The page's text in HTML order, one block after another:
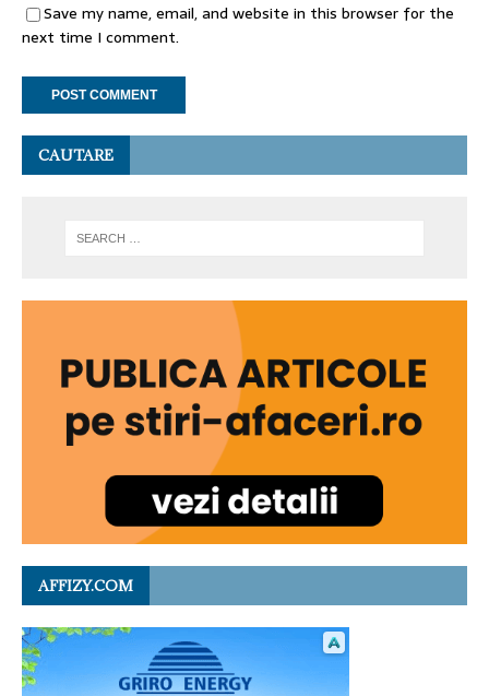
Save my name, email, and website in this browser for the
next time I comment.
CAUTARE
AFFIZY.COM